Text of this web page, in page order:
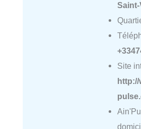
Site
http://